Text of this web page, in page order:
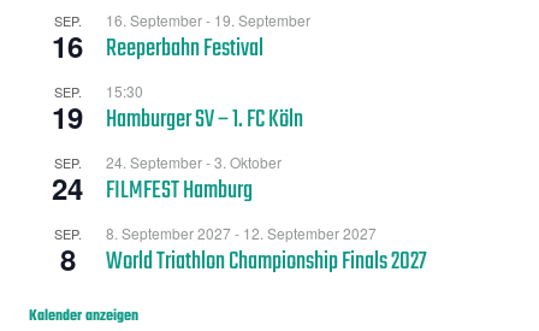
SEP.
16
16. September- 19. September
Reeperbahn Festival
SEP.
19
15:30
Hamburger SV – 1. FC Köln
SEP.
24
24. September-3. Oktober
FILMFEST Hamburg
SEP.
8
8. September 2027- 12. September 2027
World Triathlon Championship Finals 2027
Kalender anzeigen